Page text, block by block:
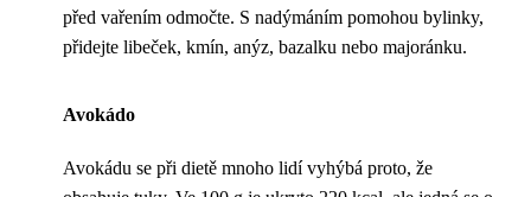
před vařením odmočte. S nadýmáním pomohou bylinky,
přidejte libeček, kmín, anýz, bazalku nebo majoránku.
Avokádo
Avokádu se při dietě mnoho lidí vyhýbá proto, že